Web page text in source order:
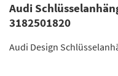
Audi
3182501820
Audi Design